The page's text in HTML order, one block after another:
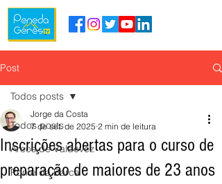
Post
Todos posts
Arcos de Valdevez
Ponte da Barca
Todos posts
Inscrições abertas para o curso de
preparação de maiores de 23 anos
Jorge da Costa
7 de set. de 2025 2 min de leitura